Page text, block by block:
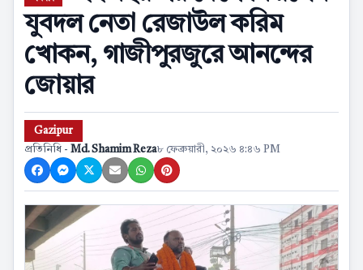
যুবদল নেতা রেজাউল করিম
খোকন, গাজীপুরজুরে আনন্দের
জোয়ার
Gazipur
প্রতিনিধি - Md. Shamim Reza৮ ফেব্রুয়ারী, ২০২৬ ৪:৪৬ PM